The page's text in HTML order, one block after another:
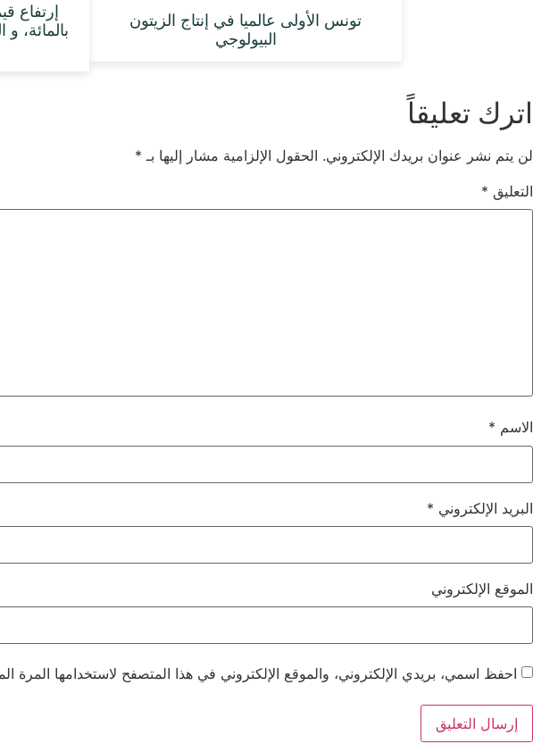
تونس الأولى عالميا في إنتاج الزيتون
البيولوجي
اترك تعليقاً
لن يتم نشر عنوان بريدك الإلكتروني. الحقول الإلزامية مشار إليها بـ *
التعليق *
الاسم *
البريد الإلكتروني *
الموقع الإلكتروني
احفظ اسمي، بريدي الإلكتروني، والموقع الإلكتروني في هذا المتصفح لاستخدامها المرة